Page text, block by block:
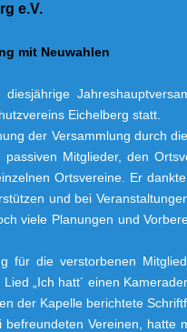
e.V.
mit Neuwahlen
Eichelberg statt.
der Versammlung durch
passiven Mitglieder, den
Ortsvereine. Er
und bei
viele Planungen und
für die verstorbenen
„Ich hatt´ einen
der Kapelle berichtete
befreundeten Vereinen,